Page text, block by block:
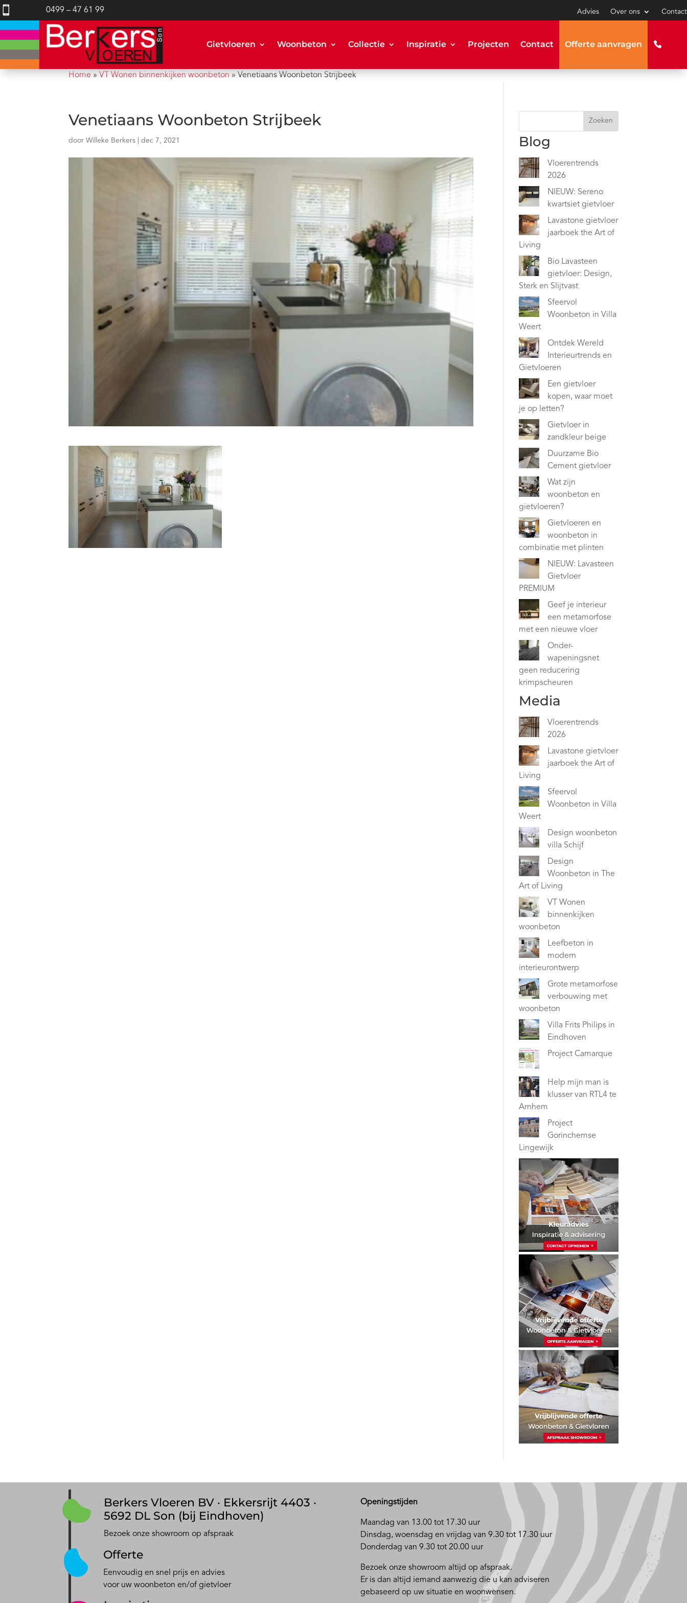
 0499 – 47 61 99 Advies Over ons Contact
Gietvloeren Woonbeton Collectie Inspiratie Projecten Contact Offerte aanvragen
Home »VT Wonen binnenkijken woonbeton »Venetiaans Woonbeton Strijbeek
Venetiaans Woonbeton Strijbeek
doorWilleke Berkers |dec 7, 2021
Zoeken
Blog
Vloerentrends
2026
NIEUW: Sereno
kwartsiet gietvloer
Lavastone gietvloer
jaarboek the Art of
Living
Bio Lavasteen
gietvloer: Design,
Sterk en Slijtvast
Sfeervol
Woonbeton in Villa
Weert
Ontdek Wereld
Interieurtrends en
Gietvloeren
Een gietvloer
kopen, waar moet
je op letten?
Gietvloer in
zandkleur beige
Duurzame Bio
Cement gietvloer
Wat zijn
woonbeton en
gietvloeren?
Gietvloeren en
woonbeton in
combinatie met plinten
NIEUW: Lavasteen
Gietvloer
PREMIUM
Geef je interieur
een metamorfose
met een nieuwe vloer
Onder-
wapeningsnet
geen reducering
krimpscheuren
Media
Vloerentrends
2026
Lavastone gietvloer
jaarboek the Art of
Living
Sfeervol
Woonbeton in Villa
Weert
Design woonbeton
villa Schijf
Design
Woonbeton in The
Art of Living
VT Wonen
binnenkijken
woonbeton
Leefbeton in
modern
interieurontwerp
Grote metamorfose
verbouwing met
woonbeton
Villa Frits Philips in
Eindhoven
Project Camarque
Help mijn man is
klusser van RTL4 te
Arnhem
Project
Gorinchemse
Lingewijk
Berkers Vloeren BV · Ekkersrijt 4403 ·
5692 DL Son (bij Eindhoven)
Bezoek onze showroom op afspraak
Offerte
Eenvoudig en snel prijs en advies
voor uw woonbeton en/of gietvloer
Openingstijden
Maandag van 13.00 tot 17.30 uur
Dinsdag, woensdag en vrijdag van 9.30 tot 17.30 uur
Donderdag van 9.30 tot 20.00 uur
Bezoek onze showroom altijd op afspraak.
Er is dan altijd iemand aanwezig die u kan adviseren
gebaseerd op uw situatie en woonwensen.